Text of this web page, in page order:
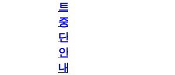
트
중
단
안
내